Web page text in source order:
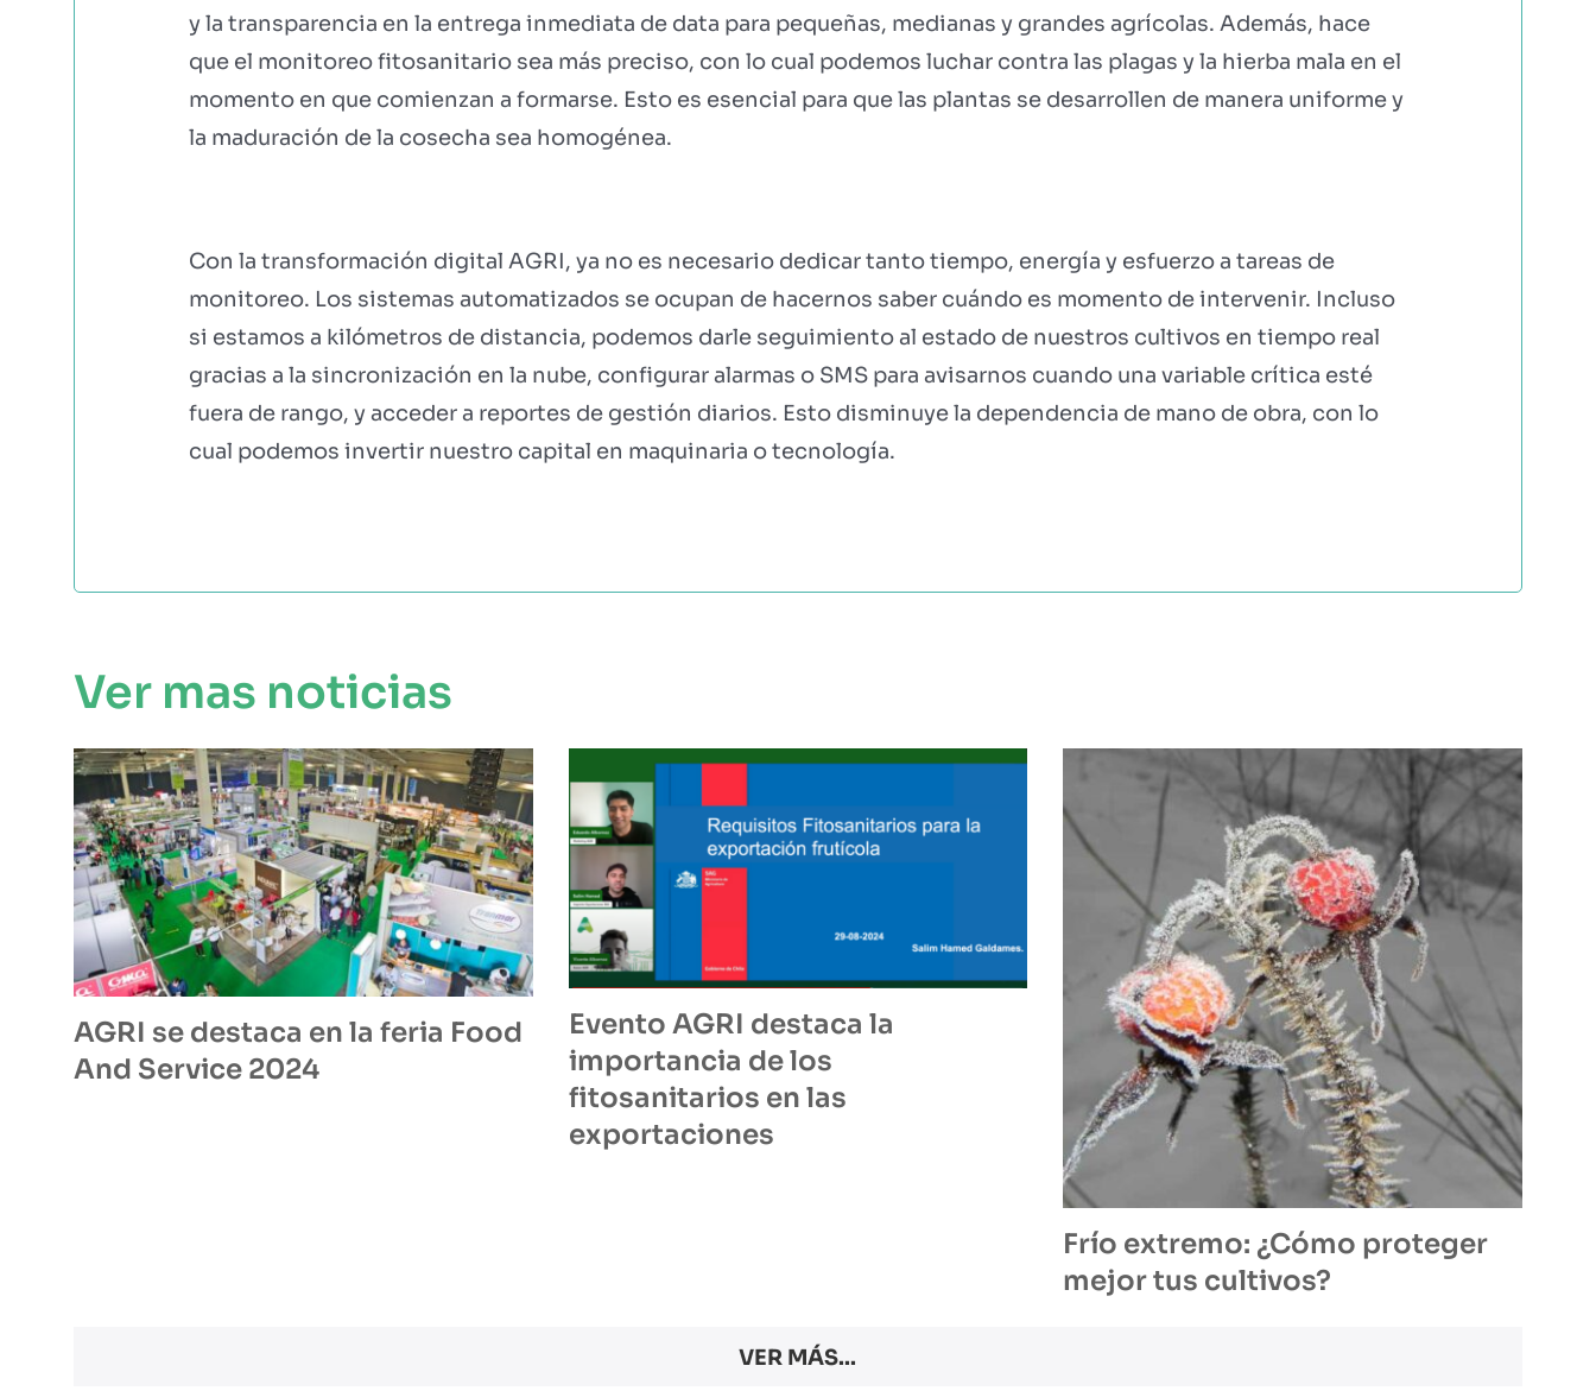
y la transparencia en la entrega inmediata de data para pequeñas, medianas y grandes agrícolas. Además, hace
que el monitoreo fitosanitario sea más preciso, con lo cual podemos luchar contra las plagas y la hierba mala en el
momento en que comienzan a formarse. Esto es esencial para que las plantas se desarrollen de manera uniforme y
la maduración de la cosecha sea homogénea.
Con la transformación digital AGRI, ya no es necesario dedicar tanto tiempo, energía y esfuerzo a tareas de
monitoreo. Los sistemas automatizados se ocupan de hacernos saber cuándo es momento de intervenir. Incluso
si estamos a kilómetros de distancia, podemos darle seguimiento al estado de nuestros cultivos en tiempo real
gracias a la sincronización en la nube, configurar alarmas o SMS para avisarnos cuando una variable crítica esté
fuera de rango, y acceder a reportes de gestión diarios. Esto disminuye la dependencia de mano de obra, con lo
cual podemos invertir nuestro capital en maquinaria o tecnología.
Ver mas noticias
AGRI se destaca en la feria Food
And Service 2024
Evento AGRI destaca la
importancia de los
fitosanitarios en las
exportaciones
Frío extremo: ¿Cómo proteger
mejor tus cultivos?
VER MÁS...